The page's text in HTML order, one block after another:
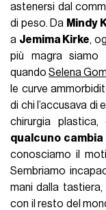
astenersi dal
di peso. Da Mindy
a Jemima Kirke,
più magra
quandoSelena
le curve
di chi l’accusava di
chirurgia
qualcuno
conosciamo il
Sembriamo
mani dalla tastiera,
con il resto del